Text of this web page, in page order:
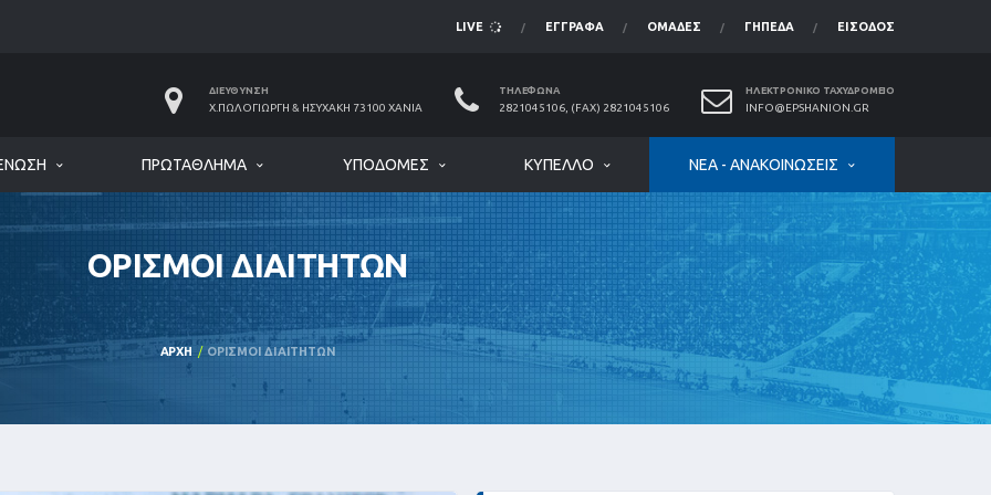
LIVE ΈΓΓΡΑΦΑ ΟΜΆΔΕΣ ΓΉΠΕΔΑ ΕΊΣΟΔΟΣ
ΔΙΕΎΘΥΝΣΗ
Χ.ΠΩΛΟΓΙΏΡΓΗ & ΗΣΥΧΆΚΗ 73100 ΧΑΝΙΆ
ΤΗΛΈΦΩΝΑ
2821045106, (FAX) 2821045106
ΗΛΕΚΤΡΟΝΙΚΌ ΤΑΧΥΔΡΟΜΕΊΟ
INFO@EPSHANION.GR
ΠΡΩΤΆΘΛΗΜΑ ΥΠΟΔΟΜΈΣ ΚΎΠΕΛΛΟ ΝΈΑ - ΑΝΑΚΟΙΝΏΣΕΙΣ
ΟΡΙΣΜΟΊ ΔΙΑΙΤΗΤΏΝ
ΑΡΧΉ ΟΡΙΣΜΟΊ ΔΙΑΙΤΗΤΏΝ